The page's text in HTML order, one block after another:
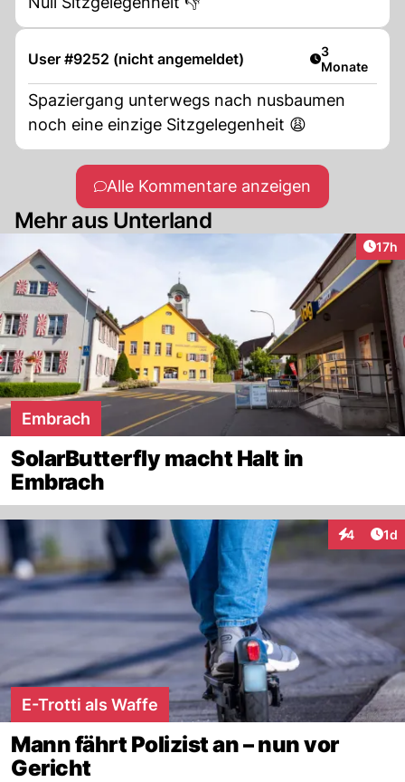
User #9252 (nicht angemeldet) Artikel
3
Monate
Spaziergang unterwegs nach nusbaumen
noch eine einzige Sitzgelegenheit 😩
Alle Kommentare anzeigen
Mehr aus Unterland
17h
Embrach
SolarButterfly macht Halt in
Embrach
4 1d
E-Trotti als Waffe
Mann fährt Polizist an – nun vor
Gericht